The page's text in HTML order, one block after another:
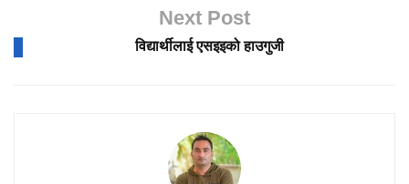
Next Post
विद्यार्थीलाई एसइइको हाउगुजी